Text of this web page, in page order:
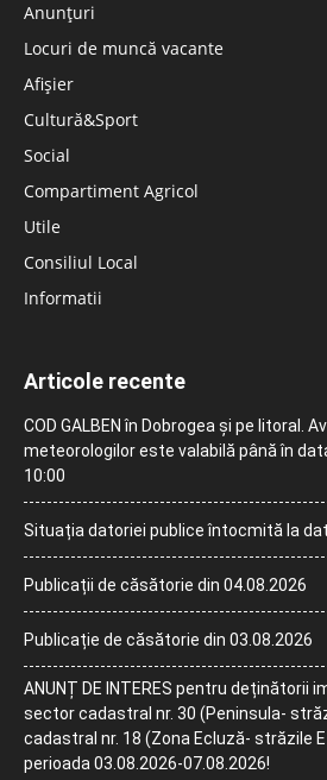
Anunțuri
Locuri de muncă vacante
Afișier
Cultură&Sport
Social
Compartiment Agricol
Utile
Consiliul Local
Informatii
Articole recente
COD GALBEN în Dobrogea și pe litoral.
meteorologilor este valabilă până în
10:00
Situația datoriei publice întocmită la
Publicații de căsătorie din 04.08.2026
Publicație de căsătorie din 03.08.2026
ANUNȚ DE INTERES pentru deținătorii
sector cadastral nr. 30 (Peninsula-
cadastral nr. 18 (Zona Ecluză- străzile
perioada 03.08.2026-07.08.2026!